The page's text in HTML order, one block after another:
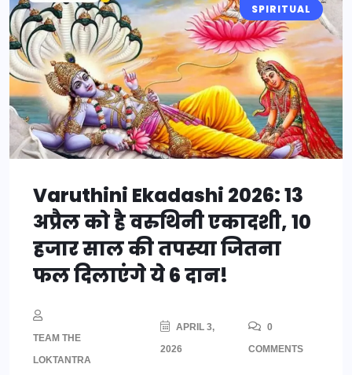
SPIRITUAL
Varuthini Ekadashi 2026: 13
अप्रैल को है वरुथिनी एकादशी, 10
हजार साल की तपस्या जितना
फल दिलाएंगे ये 6 दान!
TEAM THE
LOKTANTRA
APRIL 3,
2026
0
COMMENTS